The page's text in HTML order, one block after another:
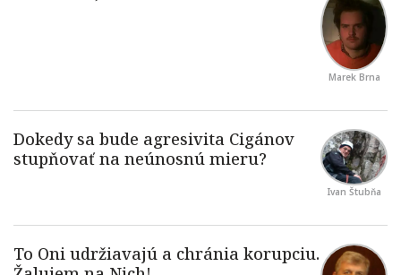
Marek Brna
Ivan Štubňa